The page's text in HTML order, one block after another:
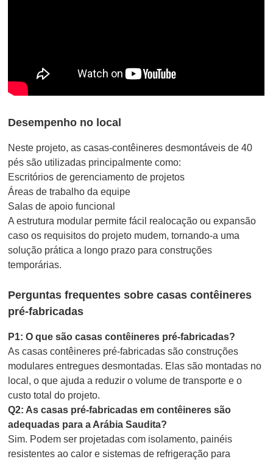
Desempenho no local
Neste projeto, as casas-contêineres desmontáveis de 40
pés são utilizadas principalmente como:
Escritórios de gerenciamento de projetos
Áreas de trabalho da equipe
Salas de apoio funcional
A estrutura modular permite fácil realocação ou expansão
caso os requisitos do projeto mudem, tornando-a uma
solução prática a longo prazo para construções
temporárias.
Perguntas frequentes sobre casas contêineres
pré-fabricadas
P1: O que são casas contêineres pré-fabricadas?
As casas contêineres pré-fabricadas são construções
modulares entregues desmontadas. Elas são montadas no
local, o que ajuda a reduzir o volume de transporte e o
custo total do projeto.
Q2: As casas pré-fabricadas em contêineres são
adequadas para a Arábia Saudita?
Sim. Podem ser projetadas com isolamento, painéis
resistentes ao calor e sistemas de refrigeração para